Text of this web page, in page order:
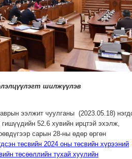
шилжүүлэв
ээлжит чуулганы (2023.05.18)
52.6 хувийн ирцтэй эхэлж,
сарын 28-ны өдөр өргөн
төсвийн 2024 оны төсвийн хүрээний
төсөөллийн тухай хуулийн